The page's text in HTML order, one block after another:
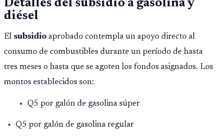
fallido con la administración anterior del Ministerio
Público.
Detalles del subsidio a gasolina y
diésel
El subsidio aprobado contempla un apoyo directo al
consumo de combustibles durante un período de hasta
tres meses o hasta que se agoten los fondos asignados. Los
montos establecidos son:
Q5 por galón de gasolina súper
Q5 por galón de gasolina regular